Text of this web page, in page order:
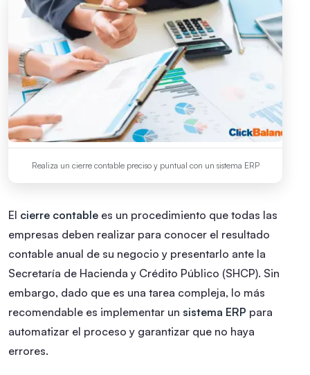
Realiza un cierre contable preciso y puntual con un sistema ERP
El cierre contable es un procedimiento que todas las
empresas deben realizar para conocer el resultado
contable anual de su negocio y presentarlo ante la
Secretaría de Hacienda y Crédito Público (SHCP). Sin
embargo, dado que es una tarea compleja, lo más
recomendable es implementar un sistema ERP para
automatizar el proceso y garantizar que no haya
errores.